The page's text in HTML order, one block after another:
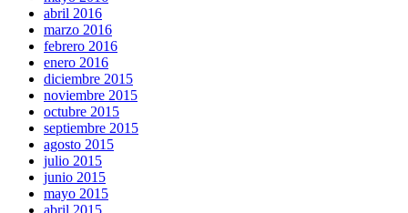
abril 2016
marzo 2016
febrero 2016
enero 2016
diciembre 2015
noviembre 2015
octubre 2015
septiembre 2015
agosto 2015
julio 2015
junio 2015
mayo 2015
abril 2015